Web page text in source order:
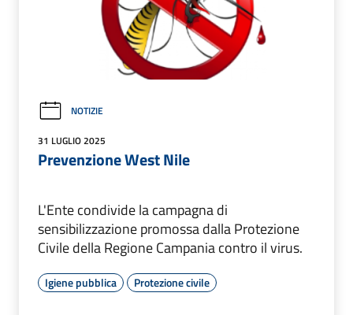
NOTIZIE
31 LUGLIO 2025
Prevenzione West Nile
L'Ente condivide la campagna di
sensibilizzazione promossa dalla Protezione
Civile della Regione Campania contro il virus.
Igiene pubblica Protezione civile